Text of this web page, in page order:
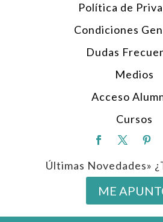
Política de
Condiciones
Dudas
Medios
Acceso
Cursos
Últimas Novedades»
ME